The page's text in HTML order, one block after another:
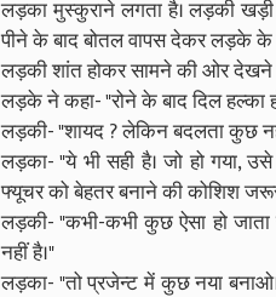
लड़का मुस्कुराने लगता है। लड़की
पीने के बाद बोतल वापस देकर लड़के के
लड़की शांत होकर सामने की ओर देखने
लड़के ने कहा- "रोने के बाद दिल हल्का
लड़की- "शायद ? लेकिन बदलता कुछ
लड़का- "ये भी सही है। जो हो गया,
फ्यूचर को बेहतर बनाने की कोशिश
लड़की- "कभी-कभी कुछ ऐसा हो
नहीं है।"
लड़का- "तो प्रजेन्ट में कुछ नया